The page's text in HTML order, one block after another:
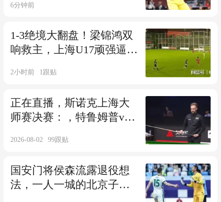
6分钟前
1-3绝境大翻盘！梁锦鸿双
响救主，上海U17顽强逼平
2小时前 1跟贴
正在直播，斯诺克上海大
师赛决赛：，特鲁姆普vs
2026-08-02 99跟贴
国安门将侯森流露退役想
法，一人一城的北京子